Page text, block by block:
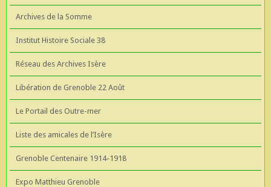
Archives de la Somme
Institut Histoire Sociale 38
Réseau des Archives Isère
Libération de Grenoble 22 Août
Le Portail des Outre-mer
Liste des amicales de l’Isère
Grenoble Centenaire 1914-1918
Expo Matthieu Grenoble